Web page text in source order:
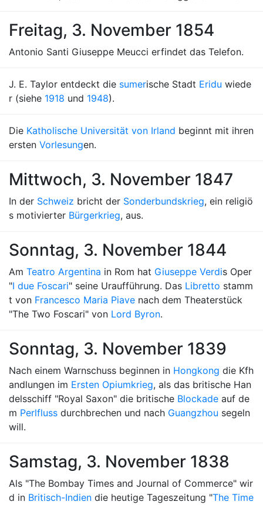
Freitag, 3. November 1854
Antonio Santi Giuseppe Meucci erfindet das Telefon.
J. E. Taylor entdeckt die sumerische Stadt Eridu wiede
r (siehe 1918 und 1948).
Die Katholische Universität von Irland beginnt mit ihren
ersten Vorlesungen.
Mittwoch, 3. November 1847
In der Schweiz bricht der Sonderbundskrieg, ein religiö
s motivierter Bürgerkrieg, aus.
Sonntag, 3. November 1844
Am Teatro Argentina in Rom hat Giuseppe Verdis Oper
"I due Foscari" seine Uraufführung. Das Libretto stamm
t von Francesco Maria Piave nach dem Theaterstück
"The Two Foscari" von Lord Byron.
Sonntag, 3. November 1839
Nach einem Warnschuss beginnen in Hongkong die Kfh
andlungen im Ersten Opiumkrieg, als das britische Han
delsschiff "Royal Saxon" die britische Blockade auf de
m Perlfluss durchbrechen und nach Guangzhou segeln
will.
Samstag, 3. November 1838
Als "The Bombay Times and Journal of Commerce" wir
d in Britisch-Indien die heutige Tageszeitung "The Time